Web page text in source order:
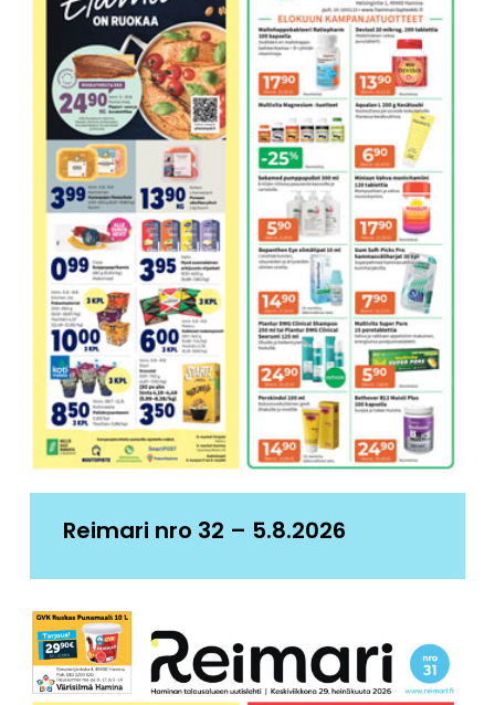
Reimari nro 32 – 5.8.2026